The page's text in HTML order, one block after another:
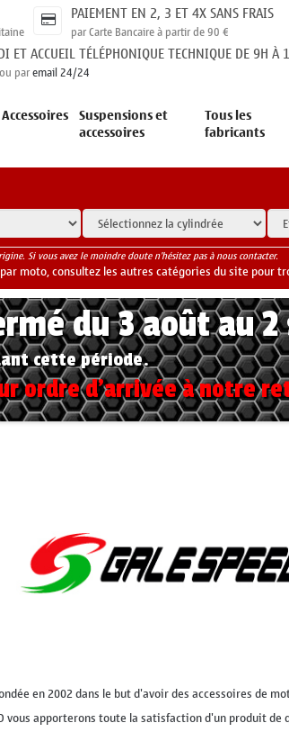
PAIEMENT EN 2, 3 ET 4X SANS FRAIS
par Carte Bancaire à partir de 90 €
ET ACCUEIL TÉLÉPHONIQUE TECHNIQUE DE 9H À
paremail 24/24
Suspensions et
accessoires
Tous les
fabricants
Si vous avez le moindre doute n'hésitez pas à nous contacter.
moto, consultez les autres catégories du site pour
du 3 août au
cette période.
ordre d'arrivée à notre
en 2002 dans le but d'avoir des accessoires de
vous apporterons toute la satisfaction d'un produit